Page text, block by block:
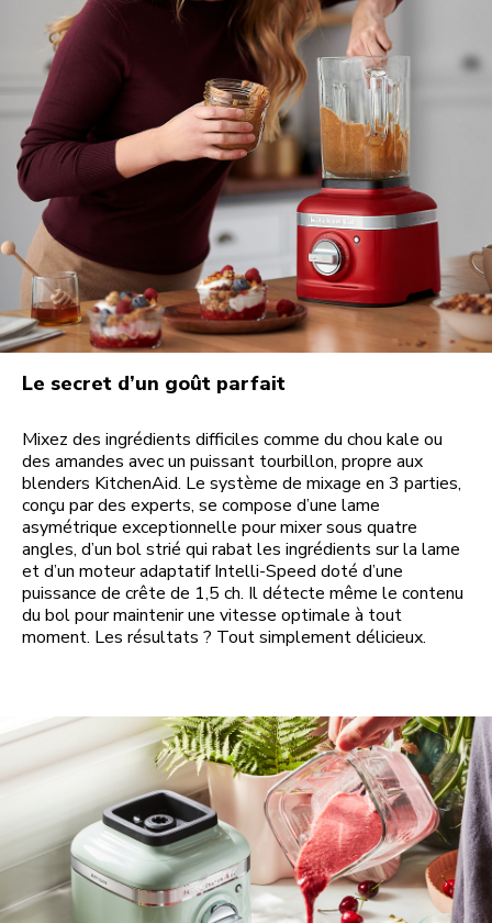
Le secret d’un goût parfait
Mixez des ingrédients difficiles comme du chou kale ou
des amandes avec un puissant tourbillon, propre aux
blenders KitchenAid. Le système de mixage en 3 parties,
conçu par des experts, se compose d’une lame
asymétrique exceptionnelle pour mixer sous quatre
angles, d’un bol strié qui rabat les ingrédients sur la lame
et d’un moteur adaptatif Intelli-Speed doté d’une
puissance de crête de 1,5 ch. Il détecte même le contenu
du bol pour maintenir une vitesse optimale à tout
moment. Les résultats ? Tout simplement délicieux.